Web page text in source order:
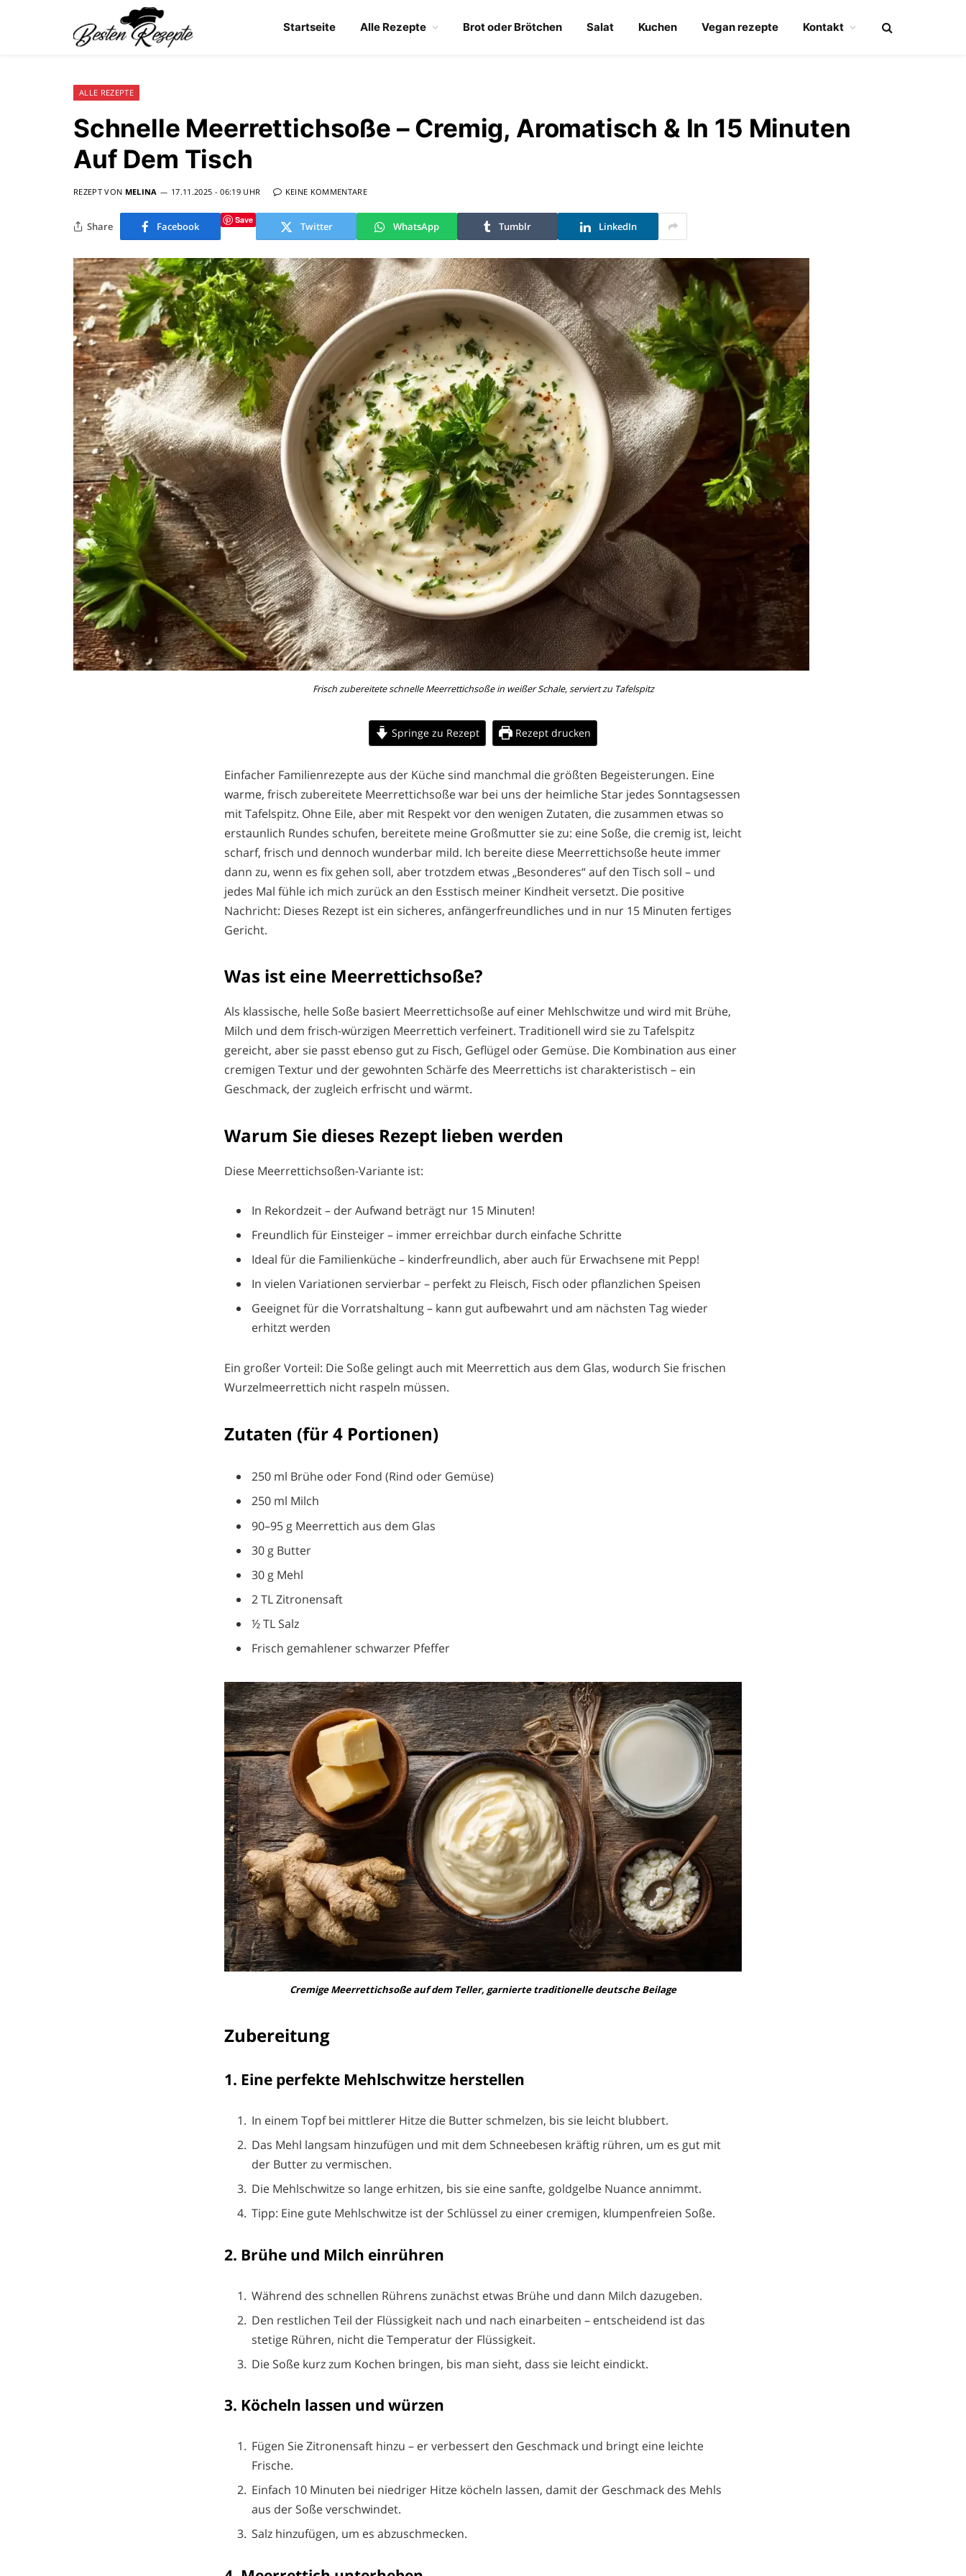
Startseite Alle Rezepte Brot oder Brötchen Salat Kuchen Vegan rezepte Kontakt
ALLE REZEPTE
Schnelle Meerrettichsoße – Cremig, Aromatisch & In 15 Minuten
Auf Dem Tisch
REZEPT VON MELINA 17.11.2025 - 06:19 UHR KEINE KOMMENTARE
Share Facebook Save Twitter WhatsApp Tumblr LinkedIn
Frisch zubereitete schnelle Meerrettichsoße in weißer Schale, serviert zu Tafelspitz
Springe zu Rezept Rezept drucken
Einfacher Familienrezepte aus der Küche sind manchmal die größten Begeisterungen. Eine
warme, frisch zubereitete Meerrettichsoße war bei uns der heimliche Star jedes Sonntagsessen
mit Tafelspitz. Ohne Eile, aber mit Respekt vor den wenigen Zutaten, die zusammen etwas so
erstaunlich Rundes schufen, bereitete meine Großmutter sie zu: eine Soße, die cremig ist, leicht
scharf, frisch und dennoch wunderbar mild. Ich bereite diese Meerrettichsoße heute immer
dann zu, wenn es fix gehen soll, aber trotzdem etwas „Besonderes“ auf den Tisch soll – und
jedes Mal fühle ich mich zurück an den Esstisch meiner Kindheit versetzt. Die positive
Nachricht: Dieses Rezept ist ein sicheres, anfängerfreundliches und in nur 15 Minuten fertiges
Gericht.
Was ist eine Meerrettichsoße?
Als klassische, helle Soße basiert Meerrettichsoße auf einer Mehlschwitze und wird mit Brühe,
Milch und dem frisch-würzigen Meerrettich verfeinert. Traditionell wird sie zu Tafelspitz
gereicht, aber sie passt ebenso gut zu Fisch, Geflügel oder Gemüse. Die Kombination aus einer
cremigen Textur und der gewohnten Schärfe des Meerrettichs ist charakteristisch – ein
Geschmack, der zugleich erfrischt und wärmt.
Warum Sie dieses Rezept lieben werden
Diese Meerrettichsoßen-Variante ist:
In Rekordzeit – der Aufwand beträgt nur 15 Minuten!
Freundlich für Einsteiger – immer erreichbar durch einfache Schritte
Ideal für die Familienküche – kinderfreundlich, aber auch für Erwachsene mit Pepp!
In vielen Variationen servierbar – perfekt zu Fleisch, Fisch oder pflanzlichen Speisen
Geeignet für die Vorratshaltung – kann gut aufbewahrt und am nächsten Tag wieder
erhitzt werden
Ein großer Vorteil: Die Soße gelingt auch mit Meerrettich aus dem Glas, wodurch Sie frischen
Wurzelmeerrettich nicht raspeln müssen.
Zutaten (für 4 Portionen)
250 ml Brühe oder Fond (Rind oder Gemüse)
250 ml Milch
90–95 g Meerrettich aus dem Glas
30 g Butter
30 g Mehl
2 TL Zitronensaft
½ TL Salz
Frisch gemahlener schwarzer Pfeffer
Cremige Meerrettichsoße auf dem Teller, garnierte traditionelle deutsche Beilage
Zubereitung
1. Eine perfekte Mehlschwitze herstellen
In einem Topf bei mittlerer Hitze die Butter schmelzen, bis sie leicht blubbert.
Das Mehl langsam hinzufügen und mit dem Schneebesen kräftig rühren, um es gut mit
der Butter zu vermischen.
Die Mehlschwitze so lange erhitzen, bis sie eine sanfte, goldgelbe Nuance annimmt.
Tipp: Eine gute Mehlschwitze ist der Schlüssel zu einer cremigen, klumpenfreien Soße.
2. Brühe und Milch einrühren
Während des schnellen Rührens zunächst etwas Brühe und dann Milch dazugeben.
Den restlichen Teil der Flüssigkeit nach und nach einarbeiten – entscheidend ist das
stetige Rühren, nicht die Temperatur der Flüssigkeit.
Die Soße kurz zum Kochen bringen, bis man sieht, dass sie leicht eindickt.
3. Köcheln lassen und würzen
Fügen Sie Zitronensaft hinzu – er verbessert den Geschmack und bringt eine leichte
Frische.
Einfach 10 Minuten bei niedriger Hitze köcheln lassen, damit der Geschmack des Mehls
aus der Soße verschwindet.
Salz hinzufügen, um es abzuschmecken.